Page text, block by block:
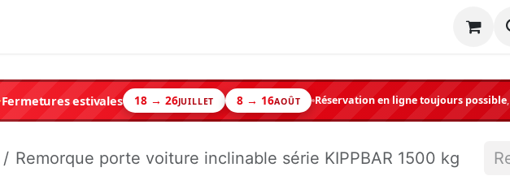
Fermetures estivales 18 → 26JUILLET 8 → 16AOÛT Réservation en ligne toujours possible,
Remorque porte voiture inclinable série KIPPBAR 1500 kg